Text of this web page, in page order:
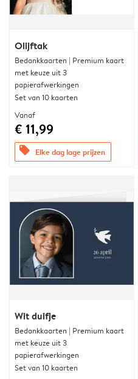
Olijftak
Bedankkaarten | Premium kaart
met keuze uit 3
papierafwerkingen
Set van 10 kaarten
Vanaf
€ 11,99
offers Elke dag lage prijzen
Wit duifje
Bedankkaarten | Premium kaart
met keuze uit 3
papierafwerkingen
Set van 10 kaarten